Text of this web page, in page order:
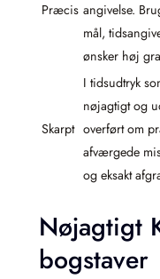
Præcis angivelse.
mål,
ønsker høj
Skarpt
I tidsudtryk
nøjagtigt og
overført om
afværgede
og eksakt
Nøjagtigt
bogstaver